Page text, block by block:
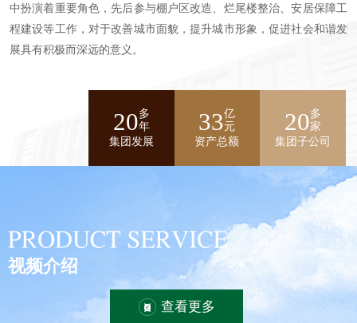
中扮演着重要角色，先后参与棚户区改造、烂尾楼整治、安居保障工
程建设等工作，对于改善城市面貌，提升城市形象，促进社会和谐发
展具有积极而深远的意义。
20多
年
集团发展
33亿
元
资产总额
20多
家
集团子公司
视频介绍
查看更多